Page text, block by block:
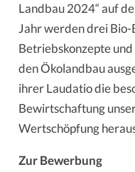
Landbau 2024“ auf
Jahr werden drei
Betriebskonzepte
den Ökolandbau
ihrer Laudatio die
Bewirtschaftung
Wertschöpfung
Zur Bewerbung